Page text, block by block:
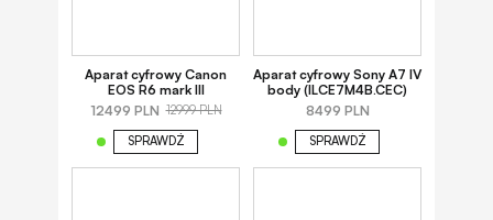
Aparat cyfrowy Canon
EOS R6 mark III
12499 PLN 12999 PLN
SPRAWDŹ
Aparat cyfrowy Sony A7 IV
body (ILCE7M4B.CEC)
8499 PLN
SPRAWDŹ